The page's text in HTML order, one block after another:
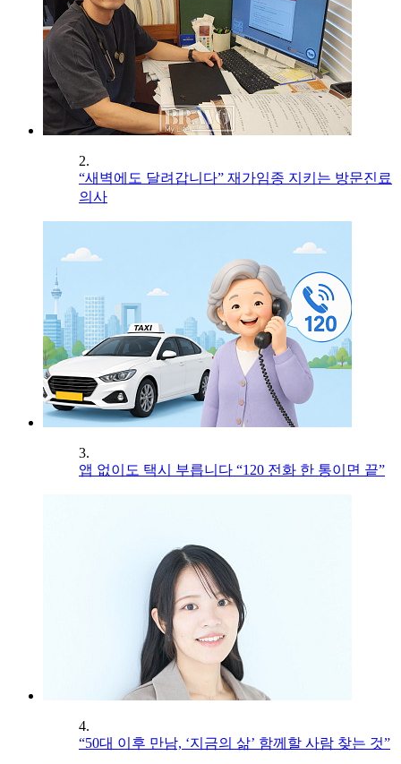
2.
“새벽에도 달려갑니다” 재가임종 지키는 방문진료
의사
3.
앱 없이도 택시 부릅니다 “120 전화 한 통이면 끝”
4.
“50대 이후 만남, ‘지금의 삶’ 함께할 사람 찾는 것”